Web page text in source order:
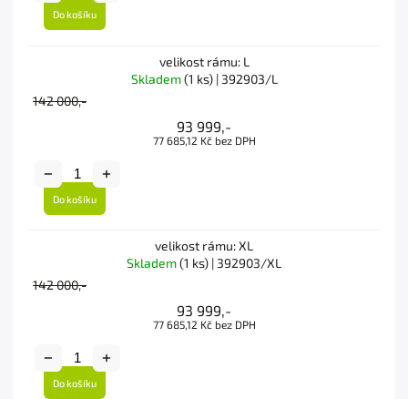
Do košíku
velikost rámu: L
Skladem(1 ks)| 392903/L
142 000,-
93 999,-
77 685,12 Kč bez DPH
Do košíku
velikost rámu: XL
Skladem(1 ks) | 392903/XL
142 000,-
93 999,-
77 685,12 Kč bez DPH
Do košíku